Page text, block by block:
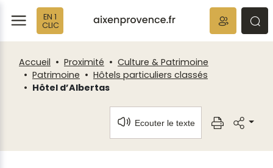
EN 1
CLIC
Accueil Proximité
Culture & Patrimoine
Patrimoine
Hôtels particuliers classés
Hôtel d’Albertas
Ecouter le texte
Fenêtre
de
chat
Panneau de gestion des cookies